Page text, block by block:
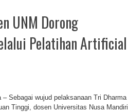
UNM Dorong
Pelatihan Artificial
– Sebagai wujud pelaksanaan Tri Dharma
Tinggi, dosen Universitas Nusa Mandiri